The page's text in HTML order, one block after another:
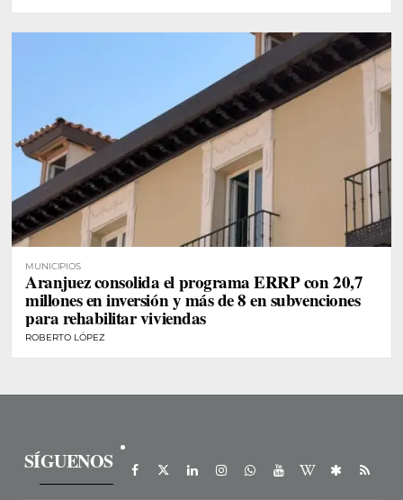
MUNICIPIOS
Aranjuez consolida el programa ERRP con 20,7
millones en inversión y más de 8 en subvenciones
para rehabilitar viviendas
ROBERTO LÓPEZ
SÍGUENOS